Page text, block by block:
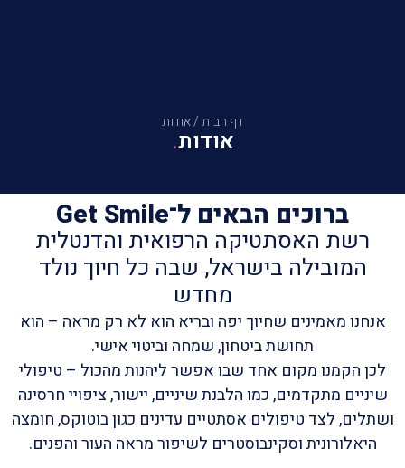
דף הבית/אודות
אודות
ברוכים הבאים ל־Get Smile
רשת האסתטיקה הרפואית והדנטלית
המובילה בישראל, שבה כל חיוך נולד
מחדש
אנחנו מאמינים שחיוך יפה ובריא הוא לא רק מראה – הוא
תחושת ביטחון, שמחה וביטוי אישי.
לכן הקמנו מקום אחד שבו אפשר ליהנות מהכול – טיפולי
שיניים מתקדמים, כמו הלבנת שיניים, יישור, ציפויי חרסינה
ושתלים, לצד טיפולים אסתטיים עדינים כגון בוטוקס, חומצה
היאלורונית וסקינבוסטרים לשיפור מראה העור והפנים.